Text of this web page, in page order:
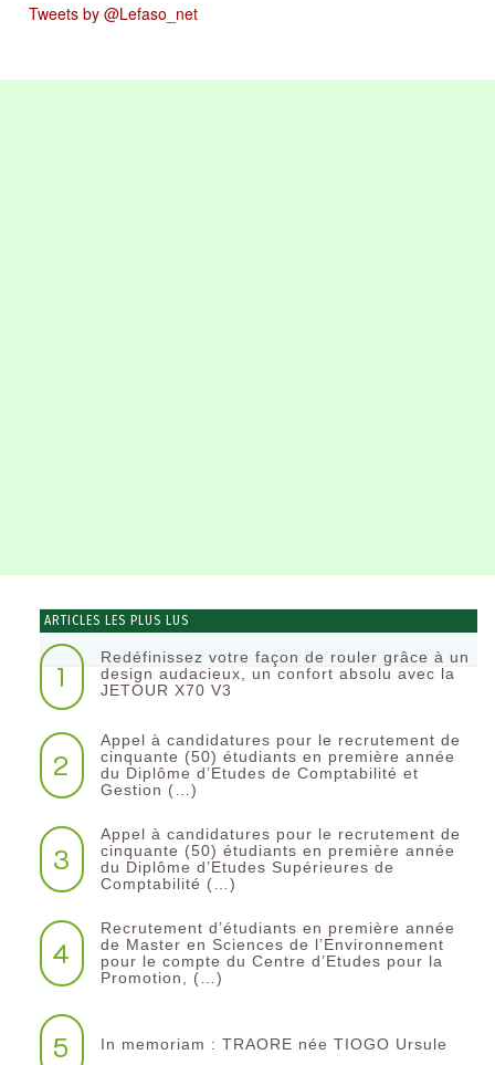
Tweets by @Lefaso_net
ARTICLES LES PLUS LUS
1
Redéfinissez votre façon de rouler grâce à un
design audacieux, un confort absolu avec la
JETOUR X70 V3
2
Appel à candidatures pour le recrutement de
cinquante (50) étudiants en première année
du Diplôme d’Etudes de Comptabilité et
Gestion (…)
3
Appel à candidatures pour le recrutement de
cinquante (50) étudiants en première année
du Diplôme d’Etudes Supérieures de
Comptabilité (…)
4
Recrutement d’étudiants en première année
de Master en Sciences de l’Environnement
pour le compte du Centre d’Etudes pour la
Promotion, (…)
5 In memoriam : TRAORE née TIOGO Ursule